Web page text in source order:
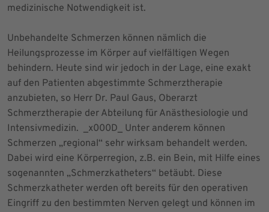
medizinische Notwendigkeit ist.
Unbehandelte Schmerzen können nämlich die
Heilungsprozesse im Körper auf vielfältigen Wegen
behindern. Heute sind wir jedoch in der Lage, eine exakt
auf den Patienten abgestimmte Schmerztherapie
anzubieten, so Herr Dr. Paul Gaus, Oberarzt
Schmerztherapie der Abteilung für Anästhesiologie und
Intensivmedizin. _x000D_ Unter anderem können
Schmerzen „regional“ sehr wirksam behandelt werden.
Dabei wird eine Körperregion, z.B. ein Bein, mit Hilfe eines
sogenannten „Schmerzkatheters“ betäubt. Diese
Schmerzkatheter werden oft bereits für den operativen
Eingriff zu den bestimmten Nerven gelegt und können im